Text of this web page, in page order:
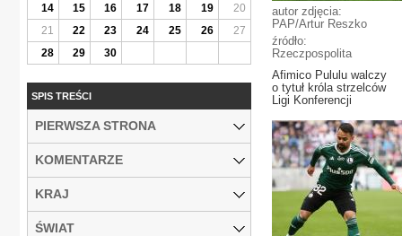
autor zdjęcia:
PAP/Artur Reszko
źródło:
Rzeczpospolita
Afimico Pululu walczy
o tytuł króla strzelców
Ligi Konferencji
14
15 16 17 18 19
20
21
22 23 24 25 26
27
28
29 30
SPIS TREŚCI
PIERWSZA STRONA
KOMENTARZE
KRAJ
ŚWIAT